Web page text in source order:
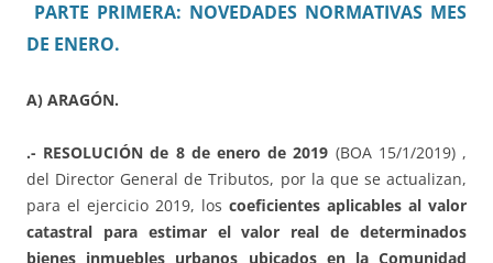
PARTE PRIMERA: NOVEDADES NORMATIVAS MES
DE ENERO.
A) ARAGÓN.
.- RESOLUCIÓN de 8 de enero de 2019 (BOA 15/1/2019) ,
del Director General de Tributos, por la que se actualizan,
para el ejercicio 2019, los coeficientes aplicables al valor
catastral para estimar el valor real de determinados
bienes inmuebles urbanos ubicados en la Comunidad